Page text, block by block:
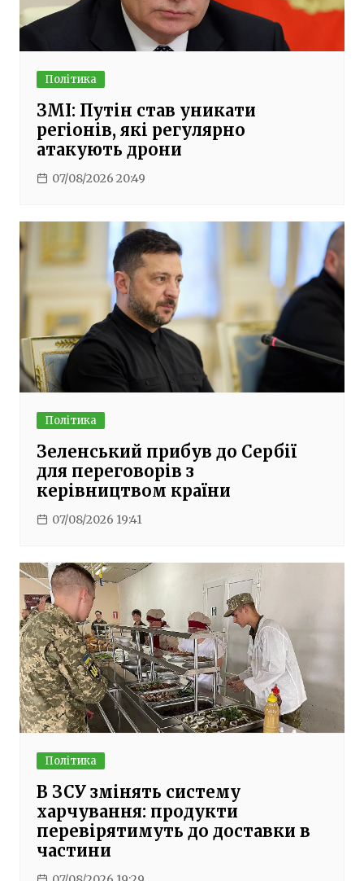
Політика
ЗМІ: Путін став уникати
регіонів, які регулярно
атакують дрони
07/08/2026 20:49
Політика
Зеленський прибув до Сербії
для переговорів з
керівництвом країни
07/08/2026 19:41
Політика
В ЗСУ змінять систему
харчування: продукти
перевірятимуть до доставки в
частини